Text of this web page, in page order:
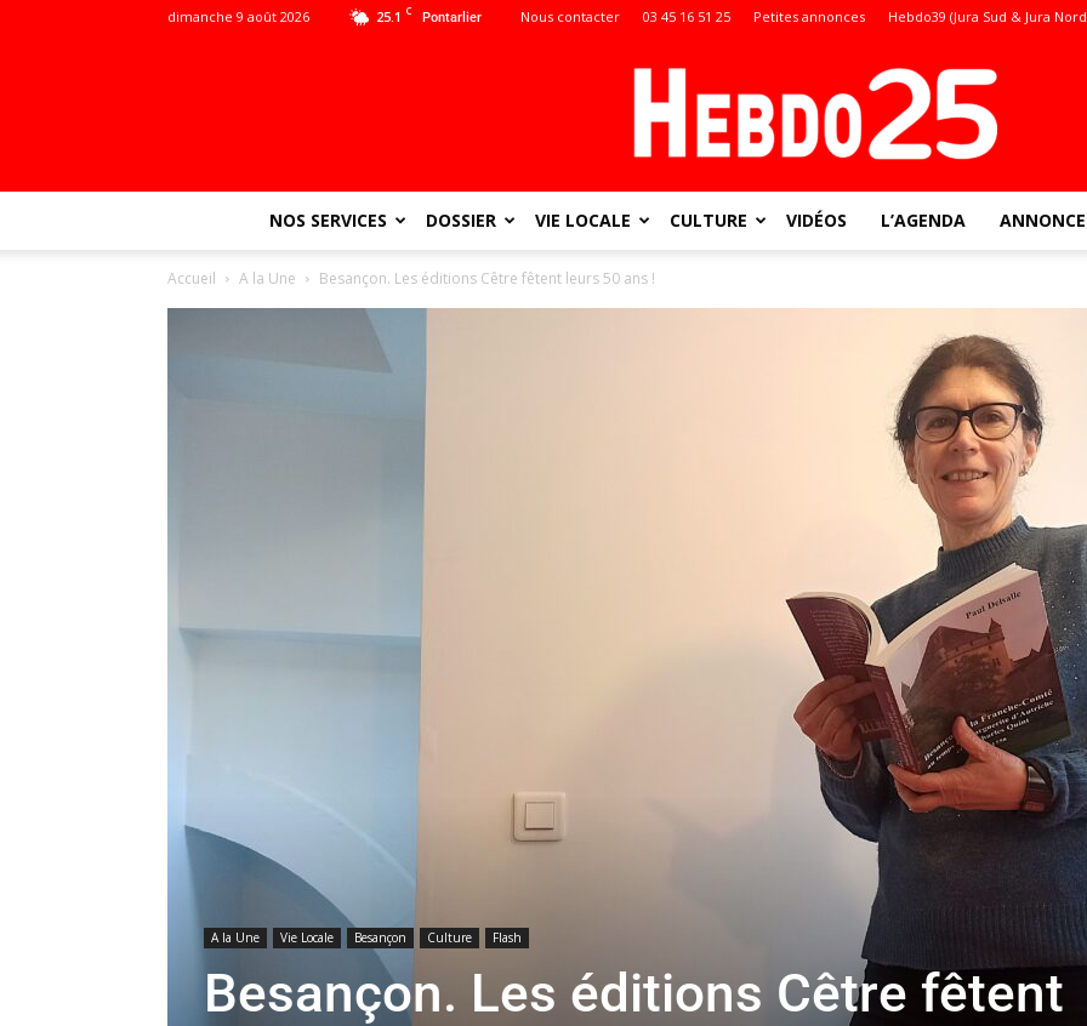
25.1 C Pontarlier
dimanche 9 août 2026 Nous contacter 03 45 16 51 25 Petites annonces Hebdo39 (Jura Sud & Jura
l'info
NOS SERVICES DOSSIER VIE LOCALE CULTURE VIDÉOS L’AGENDA
Accueil A la Une Besançon. Les éditions Cêtre fêtent leurs 50 ans !
A la Une Vie Locale Besançon Culture Flash
Besançon. Les éditions Cêtre fêtent